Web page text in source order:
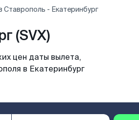
Ставрополь - Екатеринбург
(SVX)
цен даты вылета,
в Екатеринбург